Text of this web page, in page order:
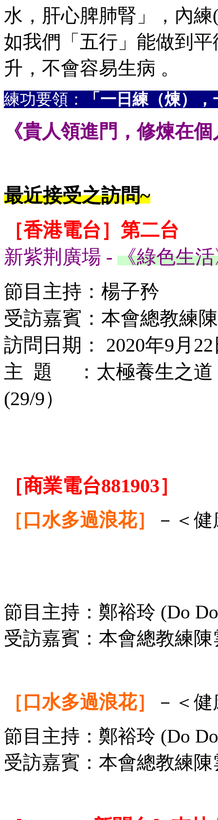
水，肝心脾肺腎」，內
如我們「五行」能做到
升，不會容易生病 。
練功要領： 「一日練（煉）
《貴人領進門，修煉在
最近接受之訪問~
［香港電台］第二台
新紫荆廣場 - 《綠色生
節目主持：楊子矜
受訪嘉賓：本會總教練
訪問日期： 2020年9月
主 題 ：太極養生之道
(29/9）
［商業電台881903］
［口水多過浪花］ －＜
節目主持：鄭裕玲 (Do
受訪嘉賓：本會總教練陳
［口水多過浪花］
－＜
節目主持：鄭裕玲 (Do
受訪嘉賓：本會總教練陳